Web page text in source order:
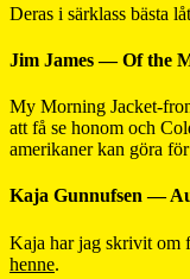
Deras i särklass bästa
Jim James — Of the
My Morning Jacket-
att få se honom och
amerikaner kan göra
Kaja Gunnufsen —
Kaja har jag skrivit om
henne.